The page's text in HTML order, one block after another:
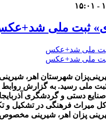
ثبت ملی
شهرستان اهر،
ثبت ملی رسید. به گزارش
دستی و گردشگری
کل میراث فرهنگی در تشکیل و
پزان اهر، شیرینی